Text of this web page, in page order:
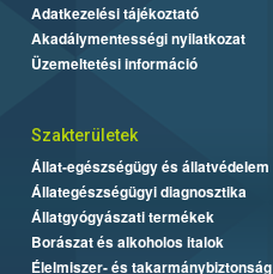
Adatkezelési tájékoztató
Akadálymentességi nyilatkozat
Üzemeltetési információ
Szakterületek
Állat-egészségügy és állatvédelem
Állategészségügyi diagnosztika
Állatgyógyászati termékek
Borászat és alkoholos italok
Élelmiszer- és takarmánybiztonság